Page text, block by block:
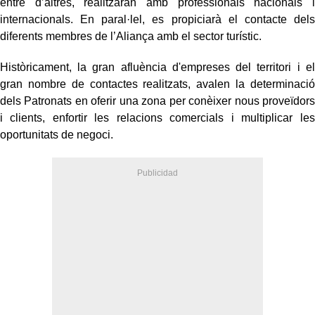
entre d’altres, realitzaran amb professionals nacionals i
internacionals. En paral·lel, es propiciarà el contacte dels
diferents membres de l’Aliança amb el sector turístic.
Històricament, la gran afluència d'empreses del territori i el
gran nombre de contactes realitzats, avalen la determinació
dels Patronats en oferir una zona per conèixer nous proveïdors
i clients, enfortir les relacions comercials i multiplicar les
oportunitats de negoci.